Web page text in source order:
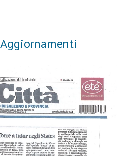
Aggiornamenti